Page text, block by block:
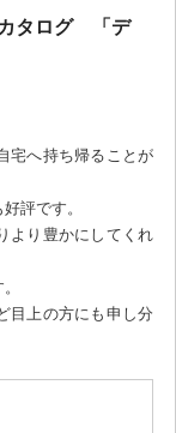
カタログ 「デ
宅へ持ち帰ることが
評です。
より豊かにしてくれ
目上の方にも申し分